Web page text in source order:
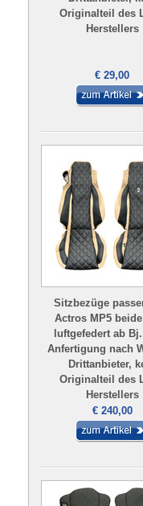
Originalteil des
Herstellers
€ 29,00
Sitzbezüge
Actros MP5
luftgefedert ab
Anfertigung nach
Drittanbieter,
Originalteil des
Herstellers
€ 240,00